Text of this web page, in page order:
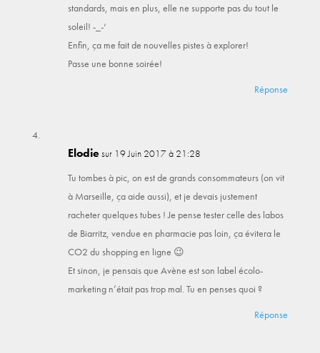
standards, mais en plus, elle ne supporte pas du tout le
soleil! -_-‘
Enfin, ça me fait de nouvelles pistes à explorer!
Passe une bonne soirée!
Réponse
Elodiesur 19 Juin 2017 à 21:28
Tu tombes à pic, on est de grands consommateurs (on vit
à Marseille, ça aide aussi), et je devais justement
racheter quelques tubes ! Je pense tester celle des labos
de Biarritz, vendue en pharmacie pas loin, ça évitera le
CO2 du shopping en ligne 😉
Et sinon, je pensais que Avène est son label écolo-
marketing n’était pas trop mal. Tu en penses quoi ?
Réponse